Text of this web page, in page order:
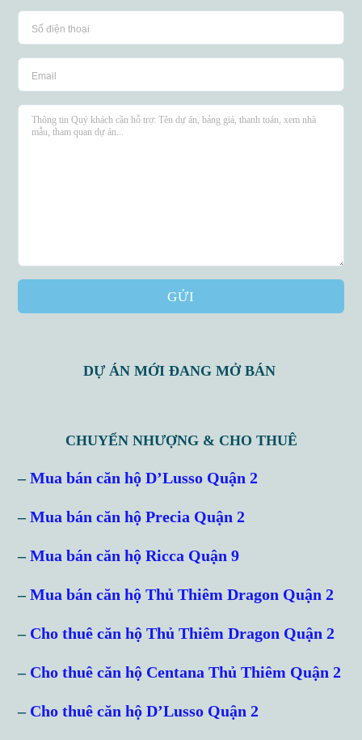
GỬI
DỰ ÁN MỚI ĐANG MỞ BÁN
CHUYỂN NHƯỢNG & CHO THUÊ
–Mua bán căn hộ D’Lusso Quận 2
–Mua bán căn hộ Precia Quận 2
–Mua bán căn hộ Ricca Quận 9
–Mua bán căn hộ Thủ Thiêm Dragon Quận 2
– Cho thuê căn hộ Thủ Thiêm Dragon Quận 2
– Cho thuê căn hộ Centana Thủ Thiêm Quận 2
– Cho thuê căn hộ D’Lusso Quận 2